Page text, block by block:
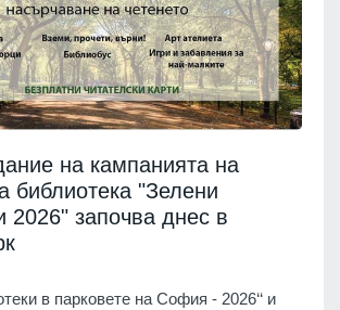
на кампанията на
библиотека "Зелени
2026" започва днес в
в парковете на София - 2026‘‘ и